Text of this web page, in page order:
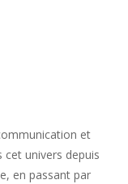
et
cet univers depuis
en passant par